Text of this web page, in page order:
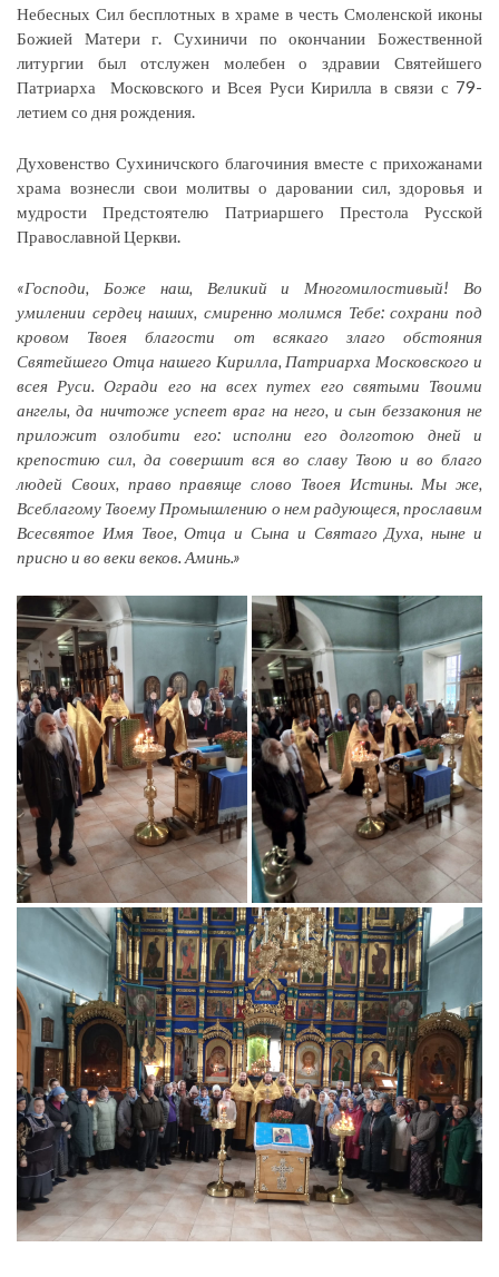
Небесных Сил бесплотных в храме в честь Смоленской иконы
Божией Матери г. Сухиничи по окончании Божественной
литургии был отслужен молебен о здравии Святейшего
Патриарха Московского и Всея Руси Кирилла в связи с 79-
летием со дня рождения.
Духовенство Сухиничского благочиния вместе с прихожанами
храма вознесли свои молитвы о даровании сил, здоровья и
мудрости Предстоятелю Патриаршего Престола Русской
Православной Церкви.
«Господи, Боже наш, Великий и Многомилостивый! Во
умилении сердец наших, смиренно молимся Тебе: сохрани под
кровом Твоея благости от всякаго злаго обстояния
Святейшего Отца нашего Кирилла, Патриарха Московского и
всея Руси. Огради его на всех путех его святыми Твоими
ангелы, да ничтоже успеет враг на него, и сын беззакония не
приложит озлобити его: исполни его долготою дней и
крепостию сил, да совершит вся во славу Твою и во благо
людей Своих, право правяще слово Твоея Истины. Мы же,
Всеблагому Твоему Промышлению о нем радующеся, прославим
Всесвятое Имя Твое, Отца и Сына и Святаго Духа, ныне и
присно и во веки веков. Аминь.»